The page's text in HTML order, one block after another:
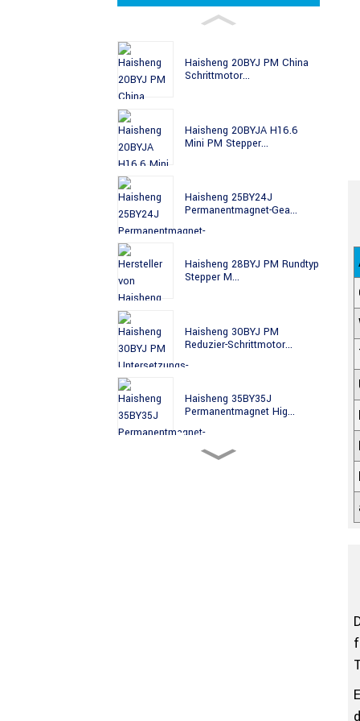
Haisheng 20BYJ PM China
Schrittmotor...
Haisheng 20BYJA H16.6
Mini PM Stepper...
Haisheng 25BY24J
Permanentmagnet-Gea...
Haisheng 28BYJ PM Rundtyp
Stepper M...
Haisheng 30BYJ PM
Reduzier-Schrittmotor...
Haisheng 35BY35J
Permanentmagnet Hig...